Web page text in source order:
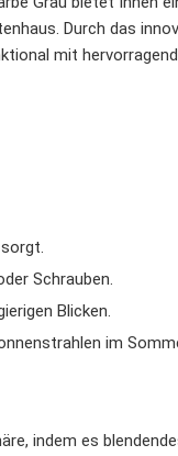
Durch das
mit
Schrauben.
Blicken.
im
indem es